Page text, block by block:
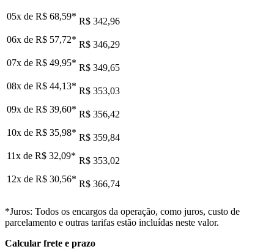
05x de R$ 68,59* R$ 342,96
06x de R$ 57,72* R$ 346,29
07x de R$ 49,95* R$ 349,65
08x de R$ 44,13* R$ 353,03
09x de R$ 39,60* R$ 356,42
10x de R$ 35,98* R$ 359,84
11x de R$ 32,09* R$ 353,02
12x de R$ 30,56* R$ 366,74
*Juros: Todos os encargos da operação, como juros, custo de
parcelamento e outras tarifas estão incluídas neste valor.
Calcular frete e prazo